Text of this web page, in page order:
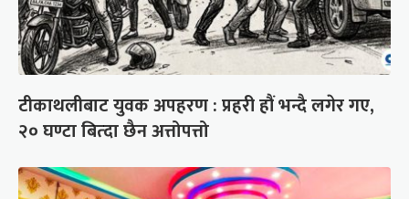
टीकाथलीबाट युवक अपहरण : प्रहरी हौं भन्दै लगेर गए,
२० घण्टा बित्दा छैन अत्तोपत्तो